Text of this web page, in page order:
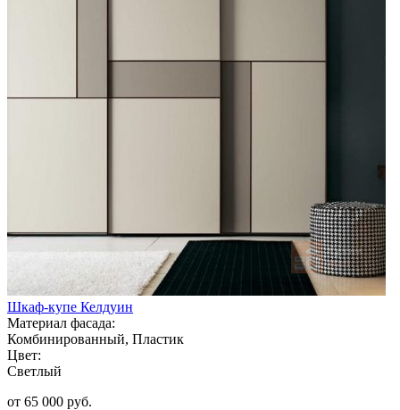
Шкаф-купе Келдуин
Материал фасада:
Комбинированный, Пластик
Цвет:
Светлый
от 65 000 руб.